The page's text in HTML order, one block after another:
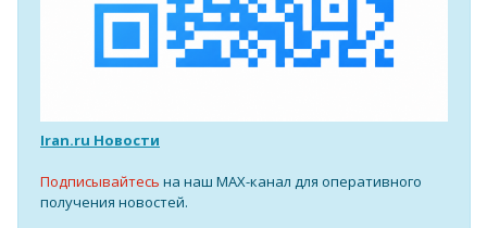
Iran.ru Новости
Подписывайтесь на наш MAX-канал для оперативного
получения новостей.